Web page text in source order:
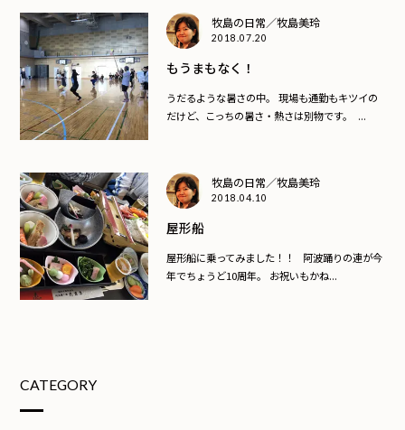
牧島の日常／牧島美玲
2018.07.20
もうまもなく！
うだるような暑さの中。 現場も通勤もキツイの
だけど、こっちの暑さ・熱さは別物です。 ...
牧島の日常／牧島美玲
2018.04.10
屋形船
屋形船に乗ってみました！！ 阿波踊りの連が今
年でちょうど10周年。 お祝いもかね...
CATEGORY